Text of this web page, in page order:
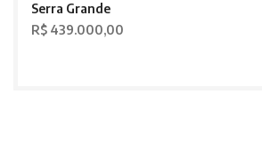
Serra Grande
R$ 439.000,00